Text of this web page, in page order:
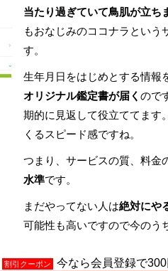
当たり過ぎていて鳥肌が立ち
もおなじみのココナラという
す。
生年月日をはじめとする情報
オリジナル鑑定書が届く ので
期的に見返して役立ててます
くるスピード感ですね。
つまり、サービスの質、料金
水準です。
まだやってない人は絶対にや
可能性も高いですので今のう
割引クーポン 今なら会員登録で